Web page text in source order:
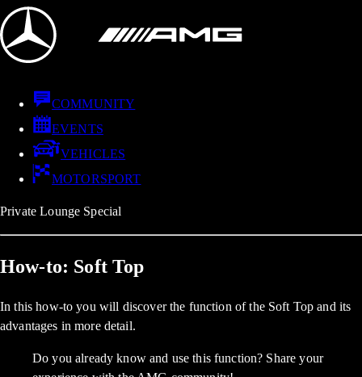
COMMUNITY
EVENTS
VEHICLES
MOTORSPORT
Private Lounge Special
How-to: Soft Top
In this how-to you will discover the function of the Soft Top and its
advantages in more detail.
Do you already know and use this function? Share your